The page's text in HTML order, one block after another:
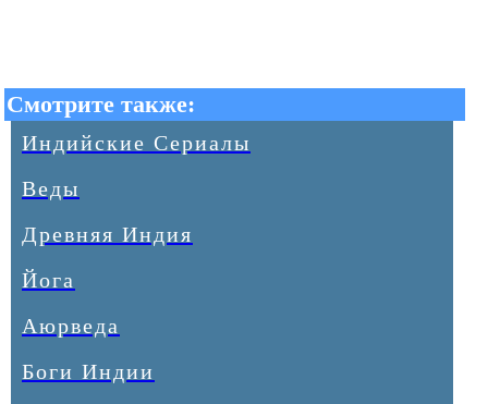
Смотрите также:
Индийские Сериалы
Веды
Древняя Индия
Йога
Аюрведа
Боги Индии